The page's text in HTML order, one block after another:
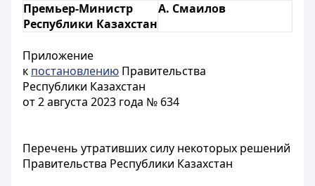
Премьер-Министр
Республики Казахстан
А. Смаилов
Приложение
к постановлению Правительства
Республики Казахстан
от 2 августа 2023 года № 634
Перечень утративших силу некоторых решений
Правительства Республики Казахстан